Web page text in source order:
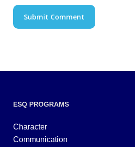
ESQ PROGRAMS
Character
Communication